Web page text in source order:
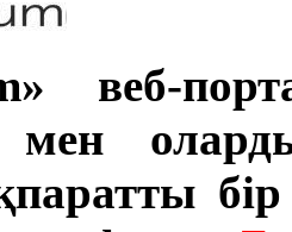
веб-
мен
бір